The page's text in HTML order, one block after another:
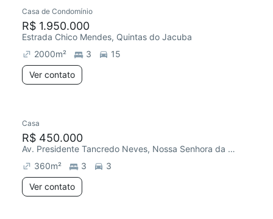
Casa de Condomínio
R$ 1.950.000
Estrada Chico Mendes, Quintas do Jacuba
2000m² 3
15
Ver contato
Casa
R$ 450.000
Av. Presidente Tancredo Neves, Nossa Senhora da Conceição
360m² 3
3
Ver contato